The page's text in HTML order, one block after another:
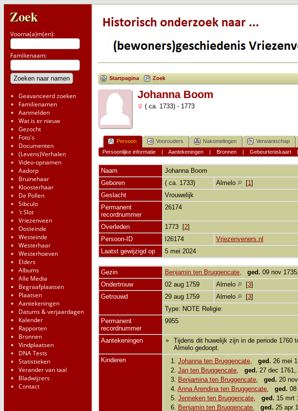
Zoek
Voorna(a)m(en):
Familienaam:
Geavanceerd zoeken
Familienamen
Aanmelden
Wat is er nieuw
Gezocht
Foto's
Documenten
(Levens)Verhalen
Video-opnamen
Aadorp
Bruinehaar
Kloosterhaar
De Pollen
Sibculo
't Slot
Vriezenveen
Oosteinde
Westeinde
Westerhaar
Westerhoeven
Elders
Albums
Alle Media
Begraafplaatsen
Plaatsen
Aantekeningen
Datums & verjaardagen
Kalender
Rapporten
Bronnen
Vindplaatsen
DNA Tests
Statistieken
Verander van taal
Bladwijzers
Contact
Startpagina Zoek
Johanna Boom
( ca. 1733) - 1773
Persoon Voorouders Nakomelingen Verwantschap
Persoonlijke informatie| Aantekeningen| Bronnen| Gebeurteniskaart
Naam Johanna Boom
Geboren
( ca. 1733) Almelo [1]
Geslacht
Vrouwelijk
Permanent
recordnummer
26174
Overleden 1773 [2]
Persoon-ID
I26174
Vriezenveners.nl
Laatst gewijzigd op
5 mei 2024
Gezin Benjamin ten Bruggencate, ged. 09 nov
Ondertrouw
02 aug 1759 Almelo [3]
Getrouwd
29 aug 1759 Almelo [3]
Type: NOTE Religie:
Permanent
recordnummer
9955
Aantekeningen
Tijdens dit huwelijk zijn in de periode 1760
Almelo gedoopt.
Kinderen
1. Johanna ten Bruggencate, ged. 26 mei
2. Jan ten Bruggencate, ged. 27 dec 1761,
3. Benjamina ten Bruggencate, ged. 20
4. Anna Arendina ten Bruggencate, ged. 08
5. Jenneken ten Bruggencate, ged. 15 mrt
6. Benjamin ten Bruggencate, ged. 25 apr